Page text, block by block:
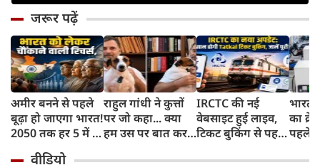
जरूर पढ़ें
अमीर बनने से पहले
बूढ़ा हो जाएगा भारत!
2050 तक हर 5 में 1
राहुल गांधी ने कुत्तों
पर जो कहा... क्या
हम उस पर बात कर
IRCTC की नई
वेबसाइट हुई लाइव,
टिकट बुकिंग से पहले
भारत
का
पहले
वीडियो